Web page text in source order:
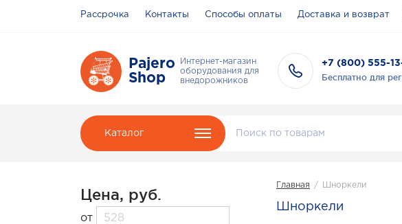
Рассрочка Контакты Способы оплаты Доставка и возврат
Pajero
Shop
Интернет-магазин
оборудования для
внедорожников
+7 (800) 555-
Бесплатно для
Каталог
Цена, руб.
от
Главная / Шноркели
Шноркели